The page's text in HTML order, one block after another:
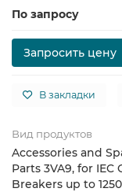
По запросу
Запросить цену
В закладки
Вид продуктов
Accessories and
Parts 3VA9, for IEC
Breakers up to